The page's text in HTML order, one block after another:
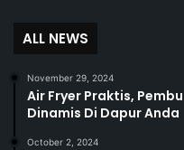
ALL NEWS
November 29, 2024
Air Fryer Praktis,
Dinamis Di Dapur Anda
October 2, 2024